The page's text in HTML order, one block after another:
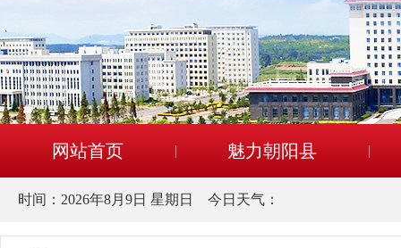
网站首页 魅力朝阳县
时间： 2026年8月9日 星期日 今日天气：